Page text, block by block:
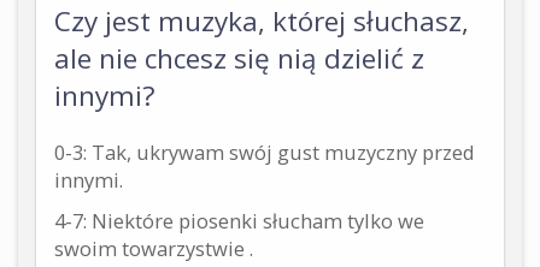
Czy jest muzyka, której słuchasz,
ale nie chcesz się nią dzielić z
innymi?
0-3: Tak, ukrywam swój gust muzyczny przed
innymi.
4-7: Niektóre piosenki słucham tylko we
swoim towarzystwie .